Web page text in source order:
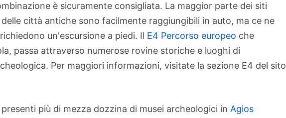
è sicuramente consigliata. La maggior parte dei siti
città antiche sono facilmente raggiungibili in auto, ma ce ne
un'escursione a piedi. Il E4 Percorso europeo che
passa attraverso numerose rovine storiche e luoghi di
Per maggiori informazioni, visitate la sezione E4 del sito
più di mezza dozzina di musei archeologici in Agios